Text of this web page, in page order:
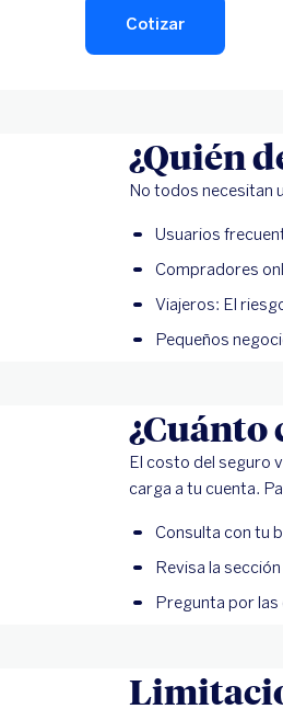
Cotizar
¿Quién
No todos necesitan
Usuarios
Compradores
Viajeros: El
Pequeños
¿Cuánto
El costo del seguro
carga a tu cuenta.
Consulta con tu
Revisa la
Pregunta por